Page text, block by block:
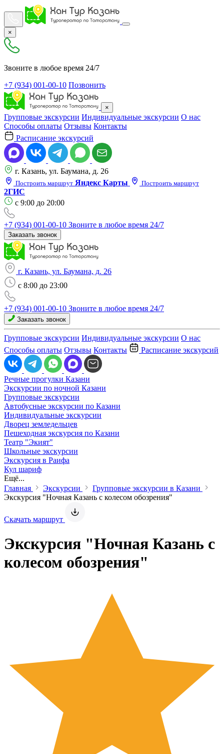
×
Звоните в любое время 24/7
+7 (934) 001-00-10 Позвонить
×
Групповые экскурсии Индивидуальные экскурсии О нас
Способы оплаты Отзывы Контакты
Расписание экскурсий
г. Казань, ул. Баумана, д. 26
Построить маршрут Яндекс Карты Построить маршрут
2ГИС
с 9:00 до 20:00
+7 (934) 001-00-10 Звоните в любое время 24/7
Заказать звонок
г. Казань, ул. Баумана, д. 26
c 8:00 до 23:00
+7 (934) 001-00-10 Звоните в любое время 24/7
Заказать звонок
Групповые экскурсии Индивидуальные экскурсии О нас
Способы оплаты Отзывы Контакты Расписание экскурсий
Речные прогулки Казани
Экскурсии по ночной Казани
Групповые экскурсии
Автобусные экскурсии по Казани
Индивидуальные экскурсии
Дворец земледельцев
Пешеходная экскурсия по Казани
Театр "Экият"
Школьные экскурсии
Экскурсия в Раифа
Кул шариф
Ещё...
Главная
Экскурсии
Групповые экскурсии в Казани
Экскурсия "Ночная Казань с колесом обозрения"
Скачать маршрут
Экскурсия "Ночная Казань с
колесом обозрения"